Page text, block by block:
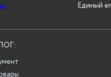
Единый